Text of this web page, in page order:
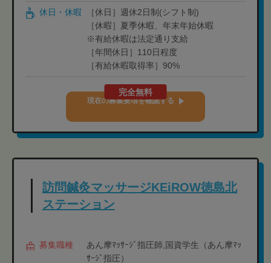
休日・休暇
［休日］週休2日制(シフト制)
［休暇］夏季休暇、年末年始休暇
※有給休暇は法定通り支給
［年間休日］110日程度
［有給休暇取得率］90%
完全無料
現在の募集要項を確認する
訪問鍼灸マッサージKEiROW徳島北
ステーション
募集職種
あん摩ﾏｯｻｰｼﾞ指圧師,国資学生（あん摩ﾏｯ
ｻｰｼﾞ指圧）